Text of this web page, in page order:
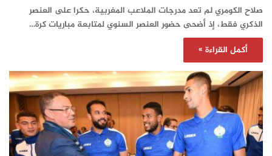
صلاح الكومري لم تعد مدرجات الملاعب المغربية، حكرا على العنصر
الذكري فقط، إذ أضحى حضور العنصر السنوي لمتابعة مباريات كرة…
أكمل القراءة »